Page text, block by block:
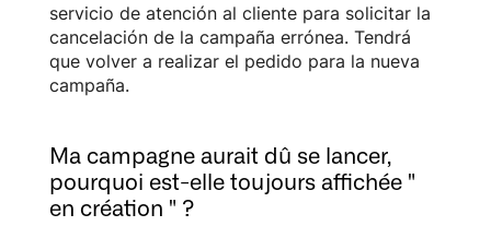
servicio de atención al cliente para solicitar la
cancelación de la campaña errónea. Tendrá
que volver a realizar el pedido para la nueva
campaña.
Ma campagne aurait dû se lancer,
pourquoi est-elle toujours affichée "
en création " ?